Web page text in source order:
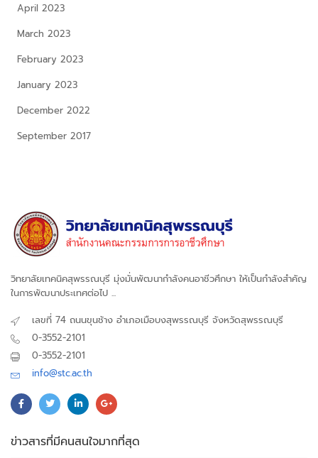
April 2023
March 2023
February 2023
January 2023
December 2022
September 2017
วิทยาลัยเทคนิคสุพรรณบุรี มุ่งมั่นพัฒนากำลังคนอาชีวศึกษา ให้เป็นกำลังสำคัญ
ในการพัฒนาประเทศต่อไป ...
เลขที่ 74 ถนนขุนช้าง อำเภอเมือบงสุพรรณบุรี จังหวัดสุพรรณบุรี
0-3552-2101
0-3552-2101
info@stc.ac.th
ข่าวสารที่มีคนสนใจมากที่สุด